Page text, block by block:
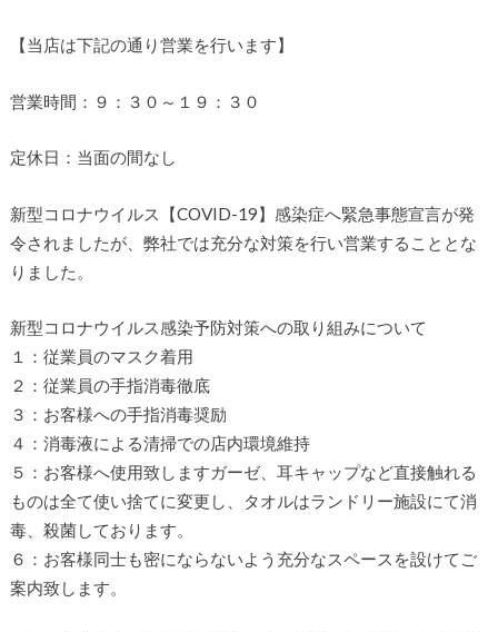
【当店は下記の通り営業を行います】
営業時間：９：３０～１９：３０
定休日：当面の間なし
新型コロナウイルス【COVID-19】感染症へ緊急事態宣言が発
令されましたが、弊社では充分な対策を行い営業することとな
りました。
新型コロナウイルス感染予防対策への取り組みについて
１：従業員のマスク着用
２：従業員の手指消毒徹底
３：お客様への手指消毒奨励
４：消毒液による清掃での店内環境維持
５：お客様へ使用致しますガーゼ、耳キャップなど直接触れる
ものは全て使い捨てに変更し、タオルはランドリー施設にて消
毒、殺菌しております。
６：お客様同士も密にならないよう充分なスペースを設けてご
案内致します。